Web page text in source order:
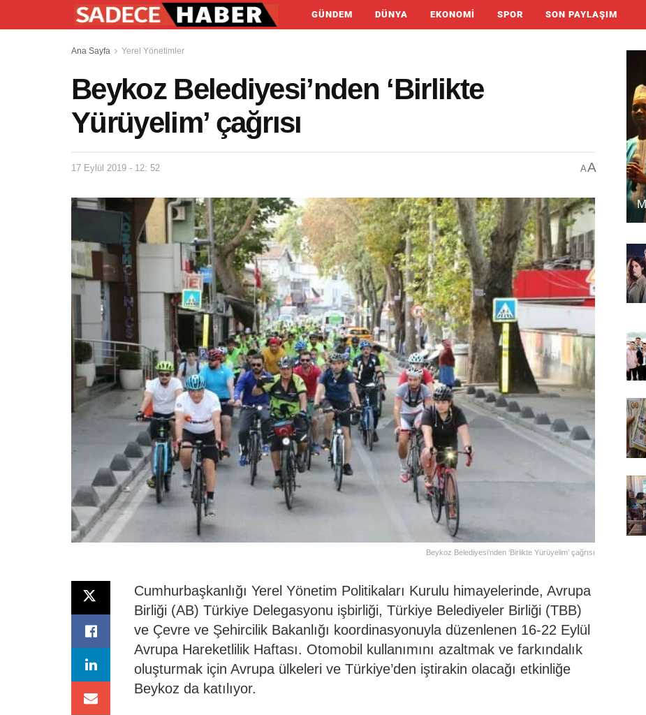
GÜNDEM DÜNYA EKONOMI SPOR SON PAYLAŞIM
Ana Sayfa Yerel Yönetimler
Beykoz Belediyesi’nden ‘Birlikte
Yürüyelim’ çağrısı
17 Eylül 2019 - 12: 52 AA
Beykoz Belediyesi’nden ‘Birlikte Yürüyelim’ çağrısı
Cumhurbaşkanlığı Yerel Yönetim Politikaları Kurulu himayelerinde, Avrupa
Birliği (AB) Türkiye Delegasyonu işbirliği, Türkiye Belediyeler Birliği (TBB)
ve Çevre ve Şehircilik Bakanlığı koordinasyonuyla düzenlenen 16-22 Eylül
Avrupa Hareketlilik Haftası. Otomobil kullanımını azaltmak ve farkındalık
oluşturmak için Avrupa ülkeleri ve Türkiye’den iştirakin olacağı etkinliğe
Beykoz da katılıyor.